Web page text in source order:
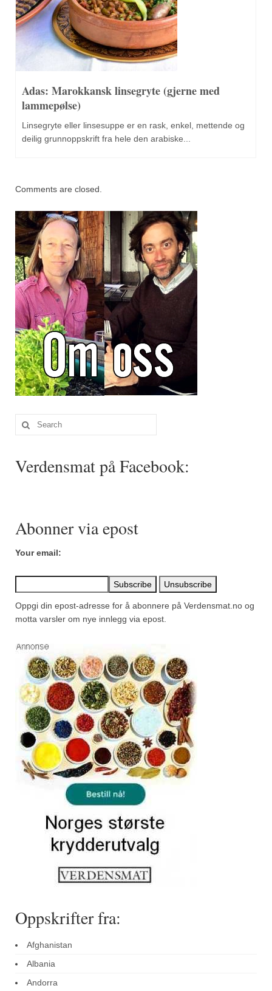
Adas: Marokkansk linsegryte (gjerne med
lammepølse)
Linsegryte eller linsesuppe er en rask, enkel, mettende og
deilig grunnoppskrift fra hele den arabiske...
Comments are closed.
Search
for:
Verdensmat på Facebook:
Abonner via epost
Your email:
Oppgi din epost-adresse for å abonnere på Verdensmat.no og
motta varsler om nye innlegg via epost.
Oppskrifter fra:
Afghanistan
Albania
Andorra